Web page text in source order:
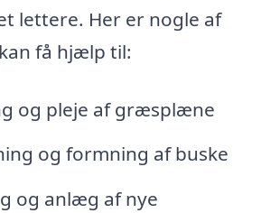
lettere. Her er nogle af
få hjælp til:
og pleje af græsplæne
og formning af buske
og anlæg af nye